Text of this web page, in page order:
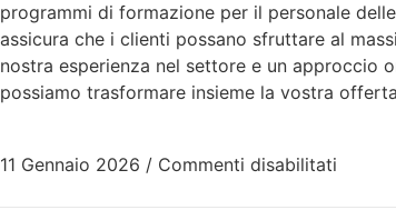
programmi di formazione per il personale
assicura che i clienti possano sfruttare al
nostra esperienza nel settore e un approccio
possiamo trasformare insieme la vostra
11 Gennaio 2026 / Commenti disabilitati